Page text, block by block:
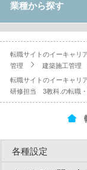
業種から探す
転職サイトのイーキャリ
管理
建築施工管理
転職サイトのイーキャリ
研修担当 3教科.の転職
各種設定